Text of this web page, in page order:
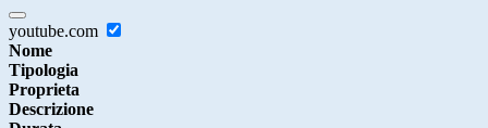
youtube.com
Nome
Tipologia
Proprieta
Descrizione